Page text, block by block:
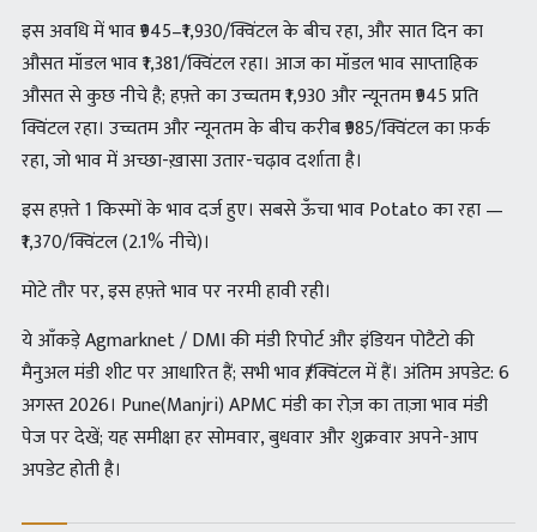
इस अवधि में भाव ₹945–₹1,930/क्विंटल के बीच रहा, और सात दिन का
औसत मॉडल भाव ₹1,381/क्विंटल रहा। आज का मॉडल भाव साप्ताहिक
औसत से कुछ नीचे है; हफ़्ते का उच्चतम ₹1,930 और न्यूनतम ₹945 प्रति
क्विंटल रहा। उच्चतम और न्यूनतम के बीच करीब ₹985/क्विंटल का फ़र्क
रहा, जो भाव में अच्छा-ख़ासा उतार-चढ़ाव दर्शाता है।
इस हफ़्ते 1 किस्मों के भाव दर्ज हुए। सबसे ऊँचा भाव Potato का रहा —
₹1,370/क्विंटल (2.1% नीचे)।
मोटे तौर पर, इस हफ़्ते भाव पर नरमी हावी रही।
ये आँकड़े Agmarknet / DMI की मंडी रिपोर्ट और इंडियन पोटैटो की
मैनुअल मंडी शीट पर आधारित हैं; सभी भाव ₹/क्विंटल में हैं। अंतिम अपडेट: 6
अगस्त 2026। Pune(Manjri) APMC मंडी का रोज़ का ताज़ा भाव मंडी
पेज पर देखें; यह समीक्षा हर सोमवार, बुधवार और शुक्रवार अपने-आप
अपडेट होती है।